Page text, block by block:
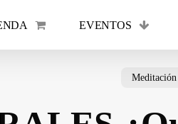
EVENTOS
Meditación